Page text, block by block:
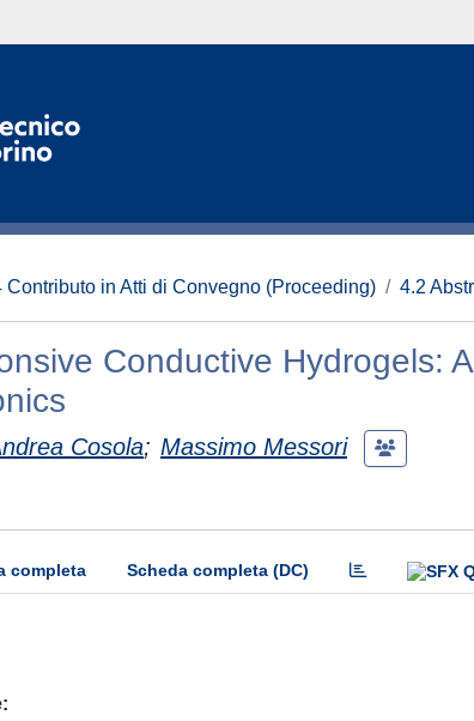
Contributo in Atti di Convegno (Proceeding) 4.2
Conductive Hydrogels:
Cosola; Massimo Messori
completa Scheda completa (DC)